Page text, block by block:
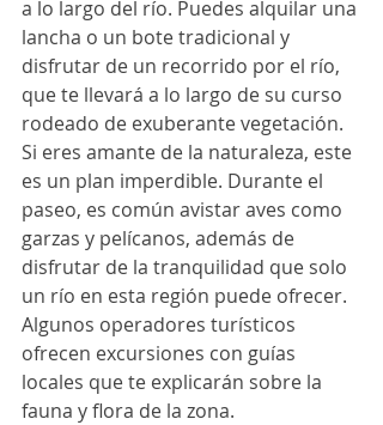
a lo largo del río. Puedes alquilar una
lancha o un bote tradicional y
disfrutar de un recorrido por el río,
que te llevará a lo largo de su curso
rodeado de exuberante vegetación.
Si eres amante de la naturaleza, este
es un plan imperdible. Durante el
paseo, es común avistar aves como
garzas y pelícanos, además de
disfrutar de la tranquilidad que solo
un río en esta región puede ofrecer.
Algunos operadores turísticos
ofrecen excursiones con guías
locales que te explicarán sobre la
fauna y flora de la zona.